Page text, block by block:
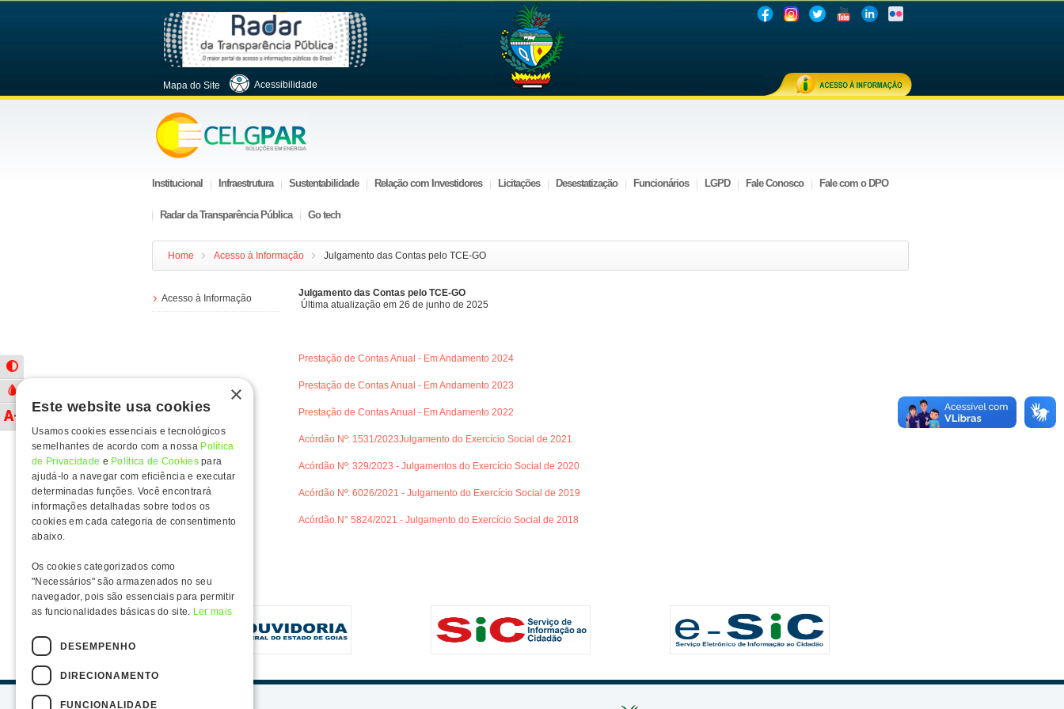
Alternar
Alto
Contraste
Alternar
Escala
Cinza
Alternar
Tamanho
da
Mapa do Site Acessibilidade
Institucional Infraestrutura Sustentabilidade Relação com Investidores Licitações Desestatização Funcionários LGPD Fale Conosco Fale com o DPO
Radar da Transparência Pública Go tech
Home Acesso à Informação Julgamento das Contas pelo TCE-GO
Acesso à Informação
Julgamento das Contas pelo TCE-GO
Última atualização em 26 de junho de 2025
Prestação de Contas Anual - Em Andamento 2024
Prestação de Contas Anual - Em Andamento 2023
Prestação de Contas Anual - Em Andamento 2022
Acórdão Nº: 1531/2023Julgamento do Exercício Social de 2021
Acórdão Nº: 329/2023 - Julgamentos do Exercício Social de 2020
Acórdão Nº: 6026/2021 - Julgamento do Exercício Social de 2019
Acórdão N° 5824/2021 - Julgamento do Exercício Social de 2018
×
Este website usa cookies
Usamos cookies essenciais e tecnológicos
semelhantes de acordo com a nossa Política
de Privacidade e Política de Cookiespara
ajudá-lo a navegar com eficiência e executar
determinadas funções. Você encontrará
informações detalhadas sobre todos os
cookies em cada categoria de consentimento
abaixo.
Os cookies categorizados como
"Necessários" são armazenados no seu
navegador, pois são essenciais para permitir
as funcionalidades básicas do site. Ler mais
DESEMPENHO
DIRECIONAMENTO
FUNCIONALIDADE